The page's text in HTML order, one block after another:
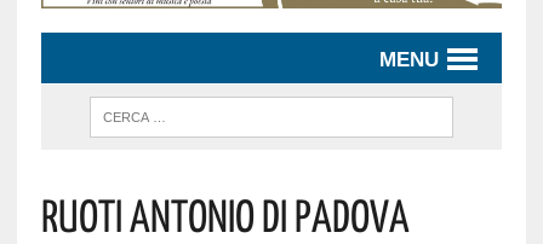
MENU
Ruoti Antonio Di Padova